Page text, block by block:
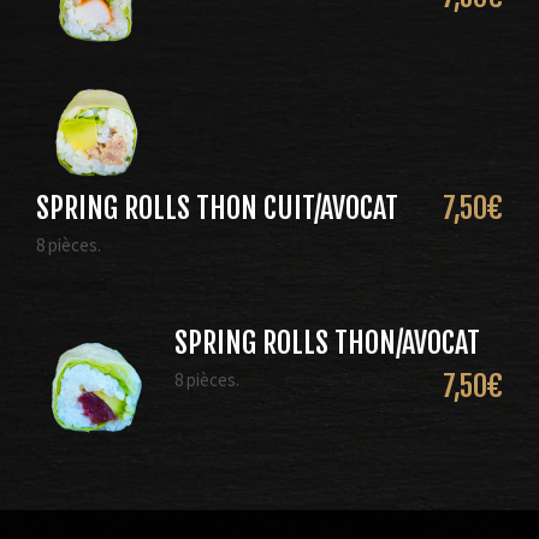
SPRING ROLLS THON CUIT/AVOCAT 7,50€
8 pièces.
SPRING ROLLS THON/AVOCAT
7,50€
8 pièces.